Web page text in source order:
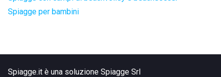
Spiagge per bambini
Spiagge.it è una soluzione Spiagge Srl